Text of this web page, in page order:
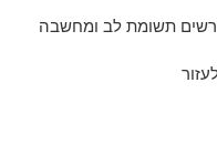
תשומת לב ומחשבה